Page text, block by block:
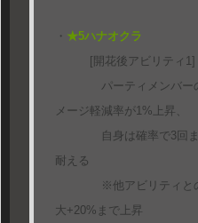
・ ★5ハナオクラ
[開花後アビリティ1]
パーティメンバーの
メージ軽減率が1%上昇、
自身は確率で3回まで
耐える
※他アビリティとの
大+20%まで上昇